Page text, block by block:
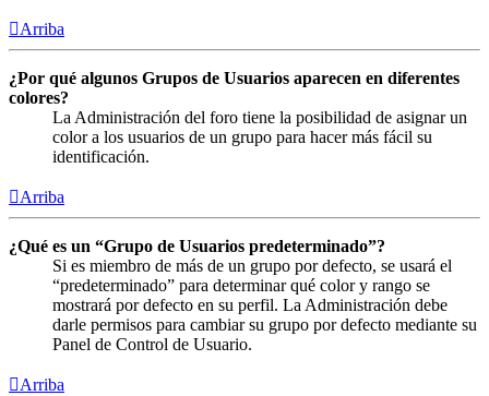
Arriba
¿Por qué algunos Grupos de Usuarios aparecen en diferentes
colores?
La Administración del foro tiene la posibilidad de asignar un
color a los usuarios de un grupo para hacer más fácil su
identificación.
Arriba
¿Qué es un “Grupo de Usuarios predeterminado”?
Si es miembro de más de un grupo por defecto, se usará el
“predeterminado” para determinar qué color y rango se
mostrará por defecto en su perfil. La Administración debe
darle permisos para cambiar su grupo por defecto mediante su
Panel de Control de Usuario.
Arriba